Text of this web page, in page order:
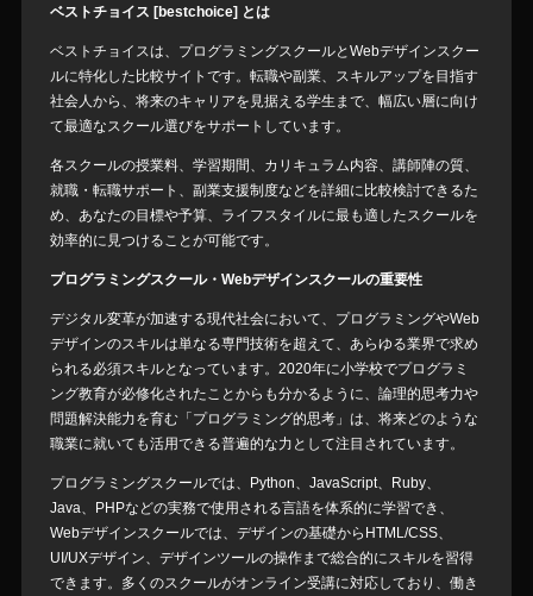
ベストチョイス [bestchoice] とは
ベストチョイスは、プログラミングスクールとWebデザインスクー
ルに特化した比較サイトです。転職や副業、スキルアップを目指す
社会人から、将来のキャリアを見据える学生まで、幅広い層に向け
て最適なスクール選びをサポートしています。
各スクールの授業料、学習期間、カリキュラム内容、講師陣の質、
就職・転職サポート、副業支援制度などを詳細に比較検討できるた
め、あなたの目標や予算、ライフスタイルに最も適したスクールを
効率的に見つけることが可能です。
プログラミングスクール・Webデザインスクールの重要性
デジタル変革が加速する現代社会において、プログラミングやWeb
デザインのスキルは単なる専門技術を超えて、あらゆる業界で求め
られる必須スキルとなっています。2020年に小学校でプログラミ
ング教育が必修化されたことからも分かるように、論理的思考力や
問題解決能力を育む「プログラミング的思考」は、将来どのような
職業に就いても活用できる普遍的な力として注目されています。
プログラミングスクールでは、Python、JavaScript、Ruby、
Java、PHPなどの実務で使用される言語を体系的に学習でき、
Webデザインスクールでは、デザインの基礎からHTML/CSS、
UI/UXデザイン、デザインツールの操作まで総合的にスキルを習得
できます。多くのスクールがオンライン受講に対応しており、働き